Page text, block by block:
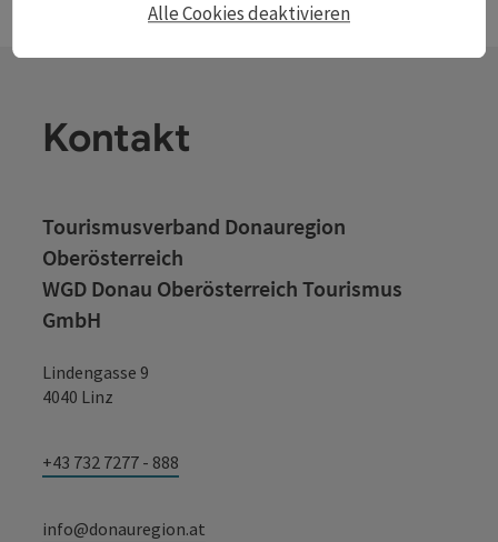
Kontakt
Tourismusverband Donauregion
Oberösterreich
WGD Donau Oberösterreich Tourismus
GmbH
Lindengasse 9
4040 Linz
+43 732 7277 - 888
info@donauregion.at
Alle Cookies deaktivieren